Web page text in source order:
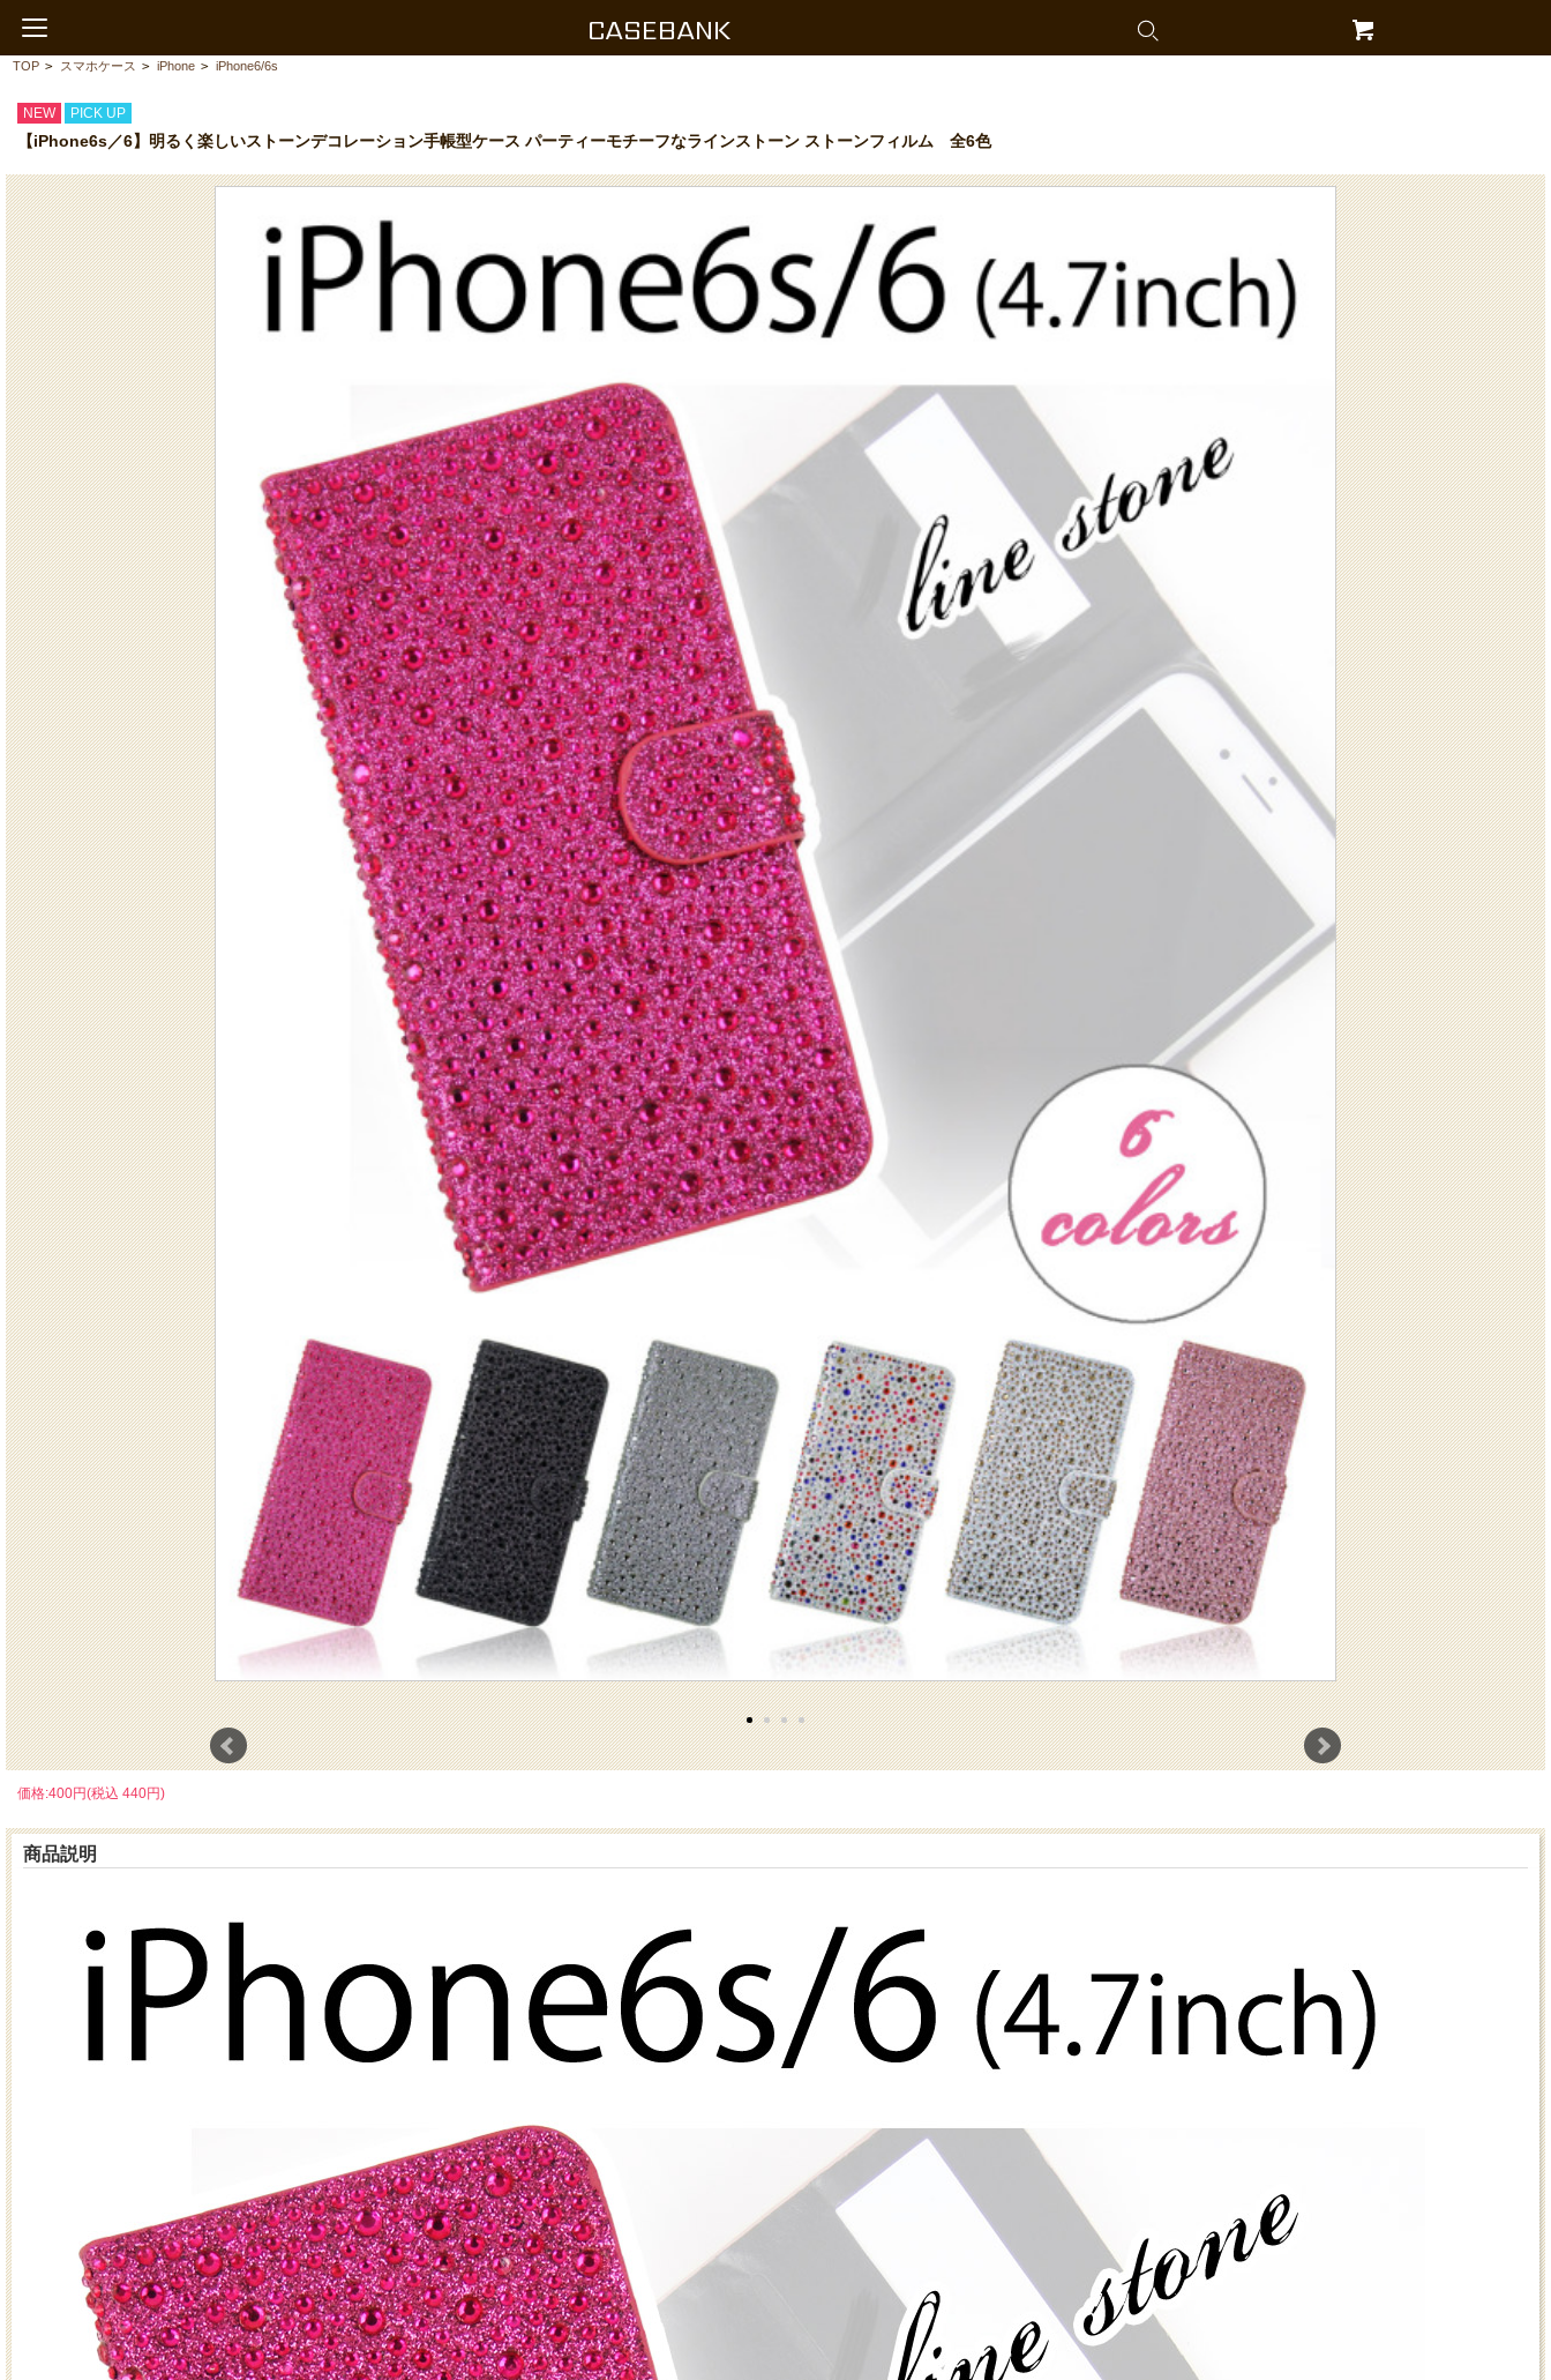
CASEBANK
TOP > スマホケース > iPhone > iPhone6/6s
NEW PICK UP
【iPhone6s／6】明るく楽しいストーンデコレーション手帳型ケース パーティーモチーフなラインストーン ストーンフィルム 全6色
価格:400円(税込 440円)
商品説明